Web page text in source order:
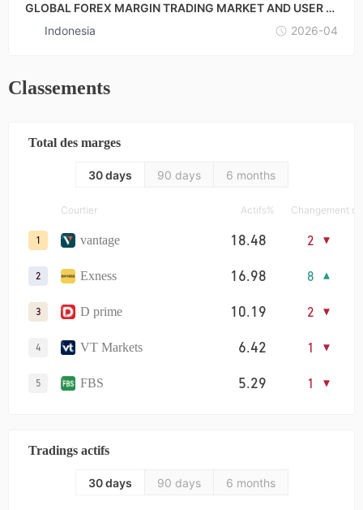
GLOBAL FOREX MARGIN TRADING MARKET AND USER R
ESEARCH REPORT-INDONESIA
Indonesia 2026-04
Classements
Total des marges
30 days 90 days 6 months
Courtier Actifs% Changement
1 vantage 18.48 2
2 Exness 16.98 8
3 D prime 10.19 2
4 VT Markets 6.42 1
5 FBS 5.29 1
7 IC
XM 3.92
Tradings actifs
30 days 90 days 6 months